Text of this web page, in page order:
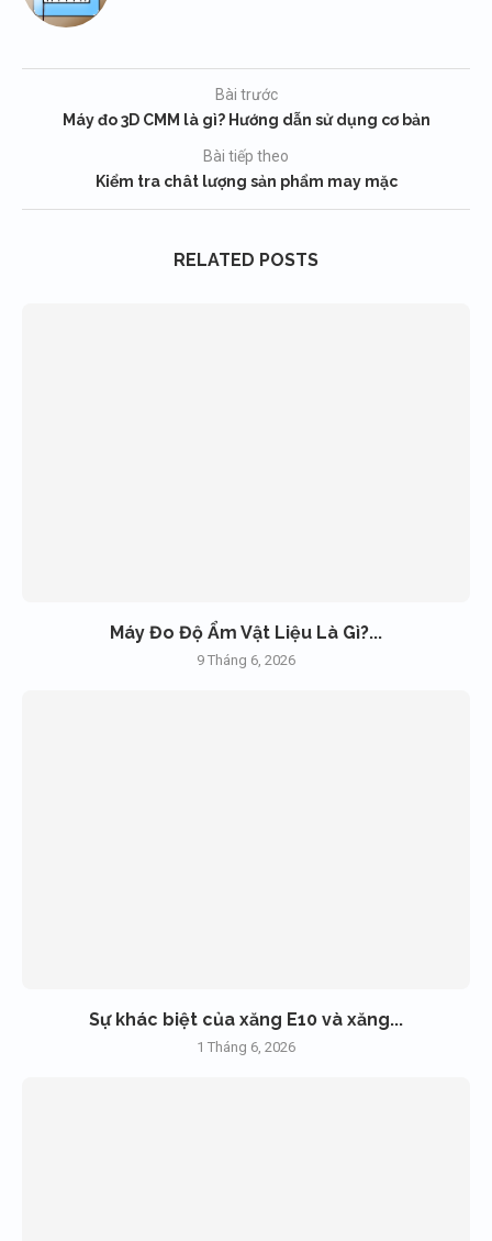
Bài trước
Máy đo 3D CMM là gì? Hướng dẫn sử dụng cơ bản
Bài tiếp theo
Kiểm tra chât lượng sản phẩm may mặc
RELATED POSTS
Máy Đo Độ Ẩm Vật Liệu Là Gì?...
9 Tháng 6, 2026
Sự khác biệt của xăng E10 và xăng...
1 Tháng 6, 2026